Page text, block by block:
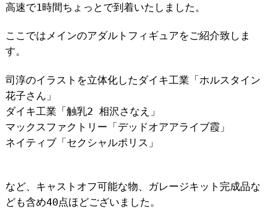
高速で1時間ちょっとで到着いたしました。
ここではメインのアダルトフィギュアをご紹介致しま
す。
司淳のイラストを立体化したダイキ工業「ホルスタイン
花子さん」
ダイキ工業「触乳2 相沢さなえ」
マックスファクトリー「デッドオアアライブ霞」
ネイティブ「セクシャルポリス」
など、キャストオフ可能な物、ガレージキット完成品な
ども含め40点ほどございました。